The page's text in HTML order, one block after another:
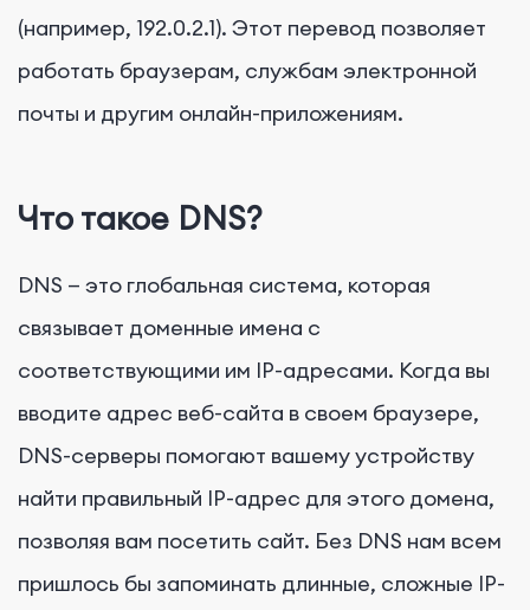
(например, 192.0.2.1). Этот перевод позволяет
работать браузерам, службам электронной
почты и другим онлайн-приложениям.
Что такое DNS?
DNS — это глобальная система, которая
связывает доменные имена с
соответствующими им IP-адресами. Когда вы
вводите адрес веб-сайта в своем браузере,
DNS-серверы помогают вашему устройству
найти правильный IP-адрес для этого домена,
позволяя вам посетить сайт. Без DNS нам всем
пришлось бы запоминать длинные, сложные IP-